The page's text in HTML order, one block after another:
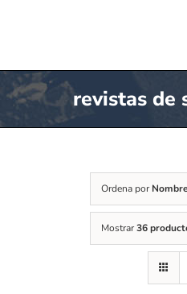
revistas de
Ordena por Nombre
Mostrar36